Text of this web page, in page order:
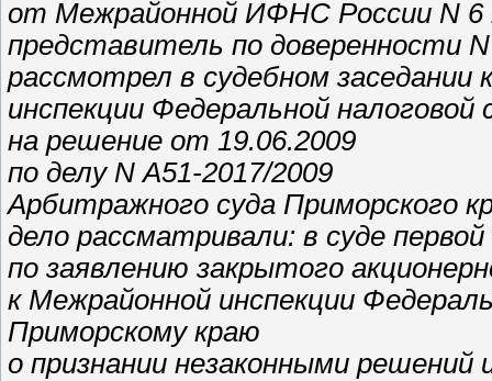
от Межрайонной ИФНС России N
представитель по доверенности
рассмотрел в судебном
инспекции Федеральной
на решение от 19.06.2009
по делу N А51-2017/2009
Арбитражного суда Приморского
дело рассматривали: в суде
по заявлению закрытого
к Межрайонной инспекции
Приморскому краю
о признании незаконными решений